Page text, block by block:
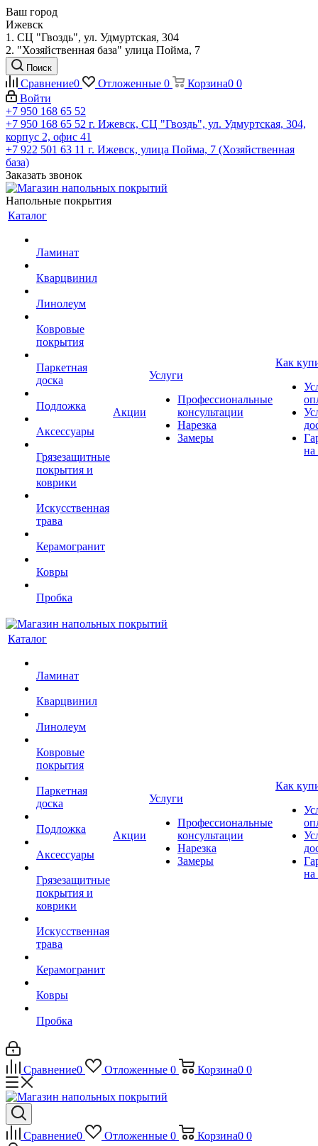
Ваш город
Ижевск
1. СЦ "Гвоздь", ул. Удмуртская, 304
2. "Хозяйственная база" улица Пойма, 7
Поиск
Сравнение0 Отложенные 0 Корзина0 0
Войти
+7 950 168 65 52
+7 950 168 65 52 г. Ижевск, СЦ "Гвоздь", ул. Удмуртская, 304,
корпус 2, офис 41
+7 922 501 63 11 г. Ижевск, улица Пойма, 7 (Хозяйственная
база)
Заказать звонок
Напольные покрытия
Каталог
Ламинат
Кварцвинил
Линолеум
Ковровые
покрытия
Паркетная
доска
Подложка
Аксессуары
Грязезащитные
покрытия и
коврики
Искусственная
трава
Керамогранит
Ковры
Пробка
Акции
Услуги
Профессиональные
консультации
Нарезка
Замеры
Как
на
Каталог
Ламинат
Кварцвинил
Линолеум
Ковровые
покрытия
Паркетная
доска
Подложка
Аксессуары
Грязезащитные
покрытия и
коврики
Искусственная
трава
Керамогранит
Ковры
Пробка
Акции
Услуги
Профессиональные
консультации
Нарезка
Замеры
Как
на
Сравнение0 Отложенные 0 Корзина0 0
Сравнение0 Отложенные 0 Корзина0 0